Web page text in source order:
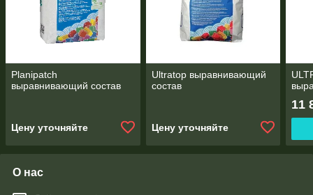
Planipatch
выравнивающий состав
Цену уточняйте
Ultratop выравнивающий
состав
Цену уточняйте
11
О нас